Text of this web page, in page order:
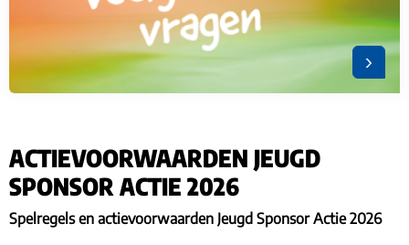
ACTIEVOORWAARDEN JEUGD
SPONSOR ACTIE 2026
Spelregels en actievoorwaarden Jeugd Sponsor Actie 2026